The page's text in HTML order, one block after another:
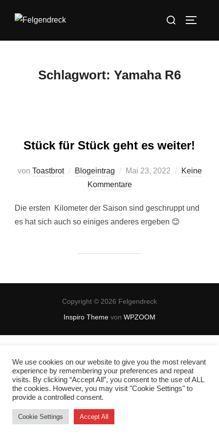
Inhalt
Suchen
Schlagwort: Yamaha R6
Stück für Stück geht es weiter!
von Toastbrot Blogeintrag
Veröffentlicht
am
Mai 23, 2022
Keine
Kommentare
Die ersten Kilometer der Saison sind geschruppt und
es hat sich auch so einiges anderes ergeben 😊
Copyright © 2026 Felgendreck
Inspiro Theme von WPZOOM
We use cookies on our website to give you the most relevant
experience by remembering your preferences and repeat
visits. By clicking “Accept All”, you consent to the use of ALL
the cookies. However, you may visit "Cookie Settings" to
provide a controlled consent.
Cookie Settings Accept All